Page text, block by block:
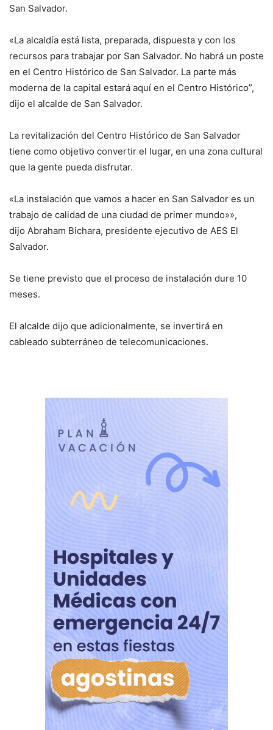
San Salvador.
«La alcaldía está lista, preparada, dispuesta y con los
recursos para trabajar por San Salvador. No habrá un poste
en el Centro Histórico de San Salvador. La parte más
moderna de la capital estará aquí en el Centro Histórico”,
dijo el alcalde de San Salvador.
La revitalización del Centro Histórico de San Salvador
tiene como objetivo convertir el lugar, en una zona cultural
que la gente pueda disfrutar.
«La instalación que vamos a hacer en San Salvador es un
trabajo de calidad de una ciudad de primer mundo»»,
dijo Abraham Bichara, presidente ejecutivo de AES El
Salvador.
Se tiene previsto que el proceso de instalación dure 10
meses.
El alcalde dijo que adicionalmente, se invertirá en
cableado subterráneo de telecomunicaciones.